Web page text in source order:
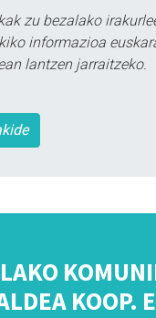
zu bezalako
informazioa
lantzen jarraitzeko.
KOOP.